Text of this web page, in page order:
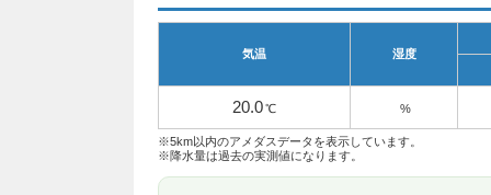
気温 湿度
20.0℃ %
※5km以内のアメダスデータを表示しています。
※降水量は過去の実測値になります。